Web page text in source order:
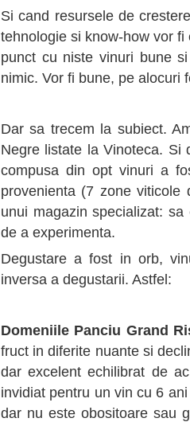
Si cand resursele de
tehnologie si know-how vor
punct cu niste vinuri bune
nimic. Vor fi bune, pe alocuri
Dar sa trecem la subiect.
Negre listate la Vinoteca. Si
compusa din opt vinuri a
provenienta (7 zone viticole
unui magazin specializat:
de a experimenta.
Degustare a fost in orb,
inversa a degustarii. Astfel:
Domeniile Panciu Grand
fruct in diferite nuante si
dar excelent echilibrat de
invidiat pentru un vin cu 6
dar nu este obositoare sau